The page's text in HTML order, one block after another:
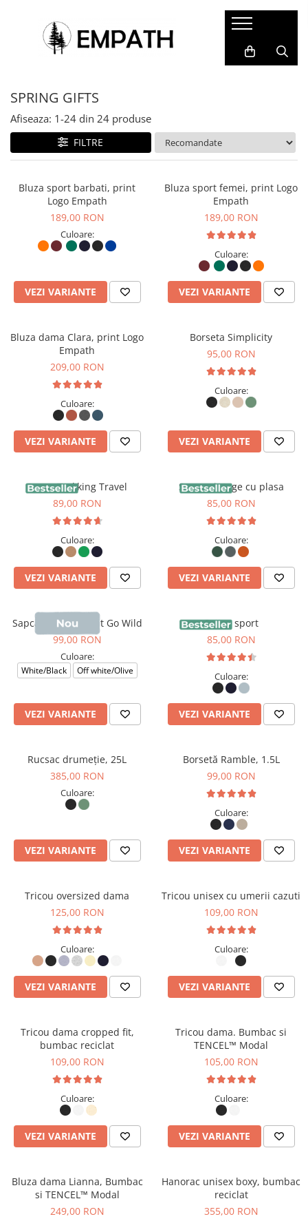
FEMEI
Bluze
Camasi
Hanorace
Geci
Pantaloni
BĂRBAȚI
Bluze
Camasi
Hanorace
Geci
Pantaloni
COPII
Bluze&Hanorace
Pantaloni
Fesuri
ACCESORII
Caiete și agende
Sacoșe
Rucsacuri, genți și borsete
Portfarduri și portofele
Șepci și pălării
Alte accesorii
Home&Deco
COLABORĂRI
Colectia Folklore
Snow Collection
SPRING GIFTS
Afiseaza: 1-24 din 24 produse
FILTRE
Bluza sport barbati, print
Logo Empath
189,00 RON
Culoare:
VEZI VARIANTE
Bluza sport femei, print Logo
Empath
189,00 RON
Culoare:
VEZI VARIANTE
Bluza dama Clara, print Logo
Empath
209,00 RON
Culoare:
VEZI VARIANTE
Borseta Simplicity
95,00 RON
Culoare:
VEZI VARIANTE
Sapca Trekking Travel
89,00 RON
Culoare:
VEZI VARIANTE
Sapca vintage cu plasa
85,00 RON
Culoare:
VEZI VARIANTE
Sapca Darwin, print Go Wild
99,00 RON
Culoare:
White/Black Off white/Olive
VEZI VARIANTE
Sapca sport
85,00 RON
Culoare:
VEZI VARIANTE
Rucsac drumeție, 25L
385,00 RON
Culoare:
VEZI VARIANTE
Borsetă Ramble, 1.5L
99,00 RON
Culoare:
VEZI VARIANTE
Tricou oversized dama
125,00 RON
Culoare:
VEZI VARIANTE
Tricou unisex cu umerii cazuti
109,00 RON
Culoare:
VEZI VARIANTE
Tricou dama cropped fit,
bumbac reciclat
109,00 RON
Culoare:
VEZI VARIANTE
Tricou dama. Bumbac si
TENCEL™ Modal
105,00 RON
Culoare:
VEZI VARIANTE
Bluza dama Lianna, Bumbac
si TENCEL™ Modal
249,00 RON
Hanorac unisex boxy, bumbac
reciclat
355,00 RON